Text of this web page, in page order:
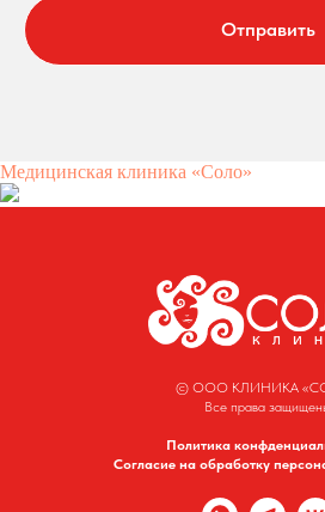
Отправить
Медицинская клиника «Соло»
© ООО КЛИНИКА
Все права
Политика
Согласие на обработку